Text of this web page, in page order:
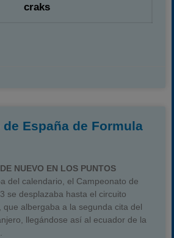
craks
España de Formula
NUEVO EN LOS PUNTOS
del calendario, el Campeonato de
se desplazaba hasta el circuito
que albergaba a la segunda cita del
llegándose así al ecuador de la